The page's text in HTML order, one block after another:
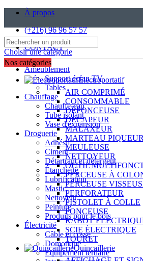
À propos
(+216) 96 96 57 57
CONTACT
Choisir une catégorie
Ameublement
Support écran TV
Tables
Chauffage
Chauffe-eau
Tube isolant
Vase d'expansion
Droguerie
Adhésif
Ciment
Détartrant et détergent
Étanchéité
Lubrification
Mastic
Nettoyeur
Peinture
Produits pour le bois
Électricité
Câble et cosse
Domotique
Équipement tertiaire
Nos catégories
Électroportatif
AIR COMPRIMÉ
CONSOMMABLE
DÉFONCEUSE
DÉCAPEUR
MALAXEUR
MARTEAU PIQUEUR
MEULEUSE
NETTOYEUR
OUTIL
PERCEUSE À
PERCEUSE
PERFORATEUR
PISTOLET À COLLE
PONCEUSE
RABOT
SCIE ÉLECTRIQUE
TOURET
Quincaillerie